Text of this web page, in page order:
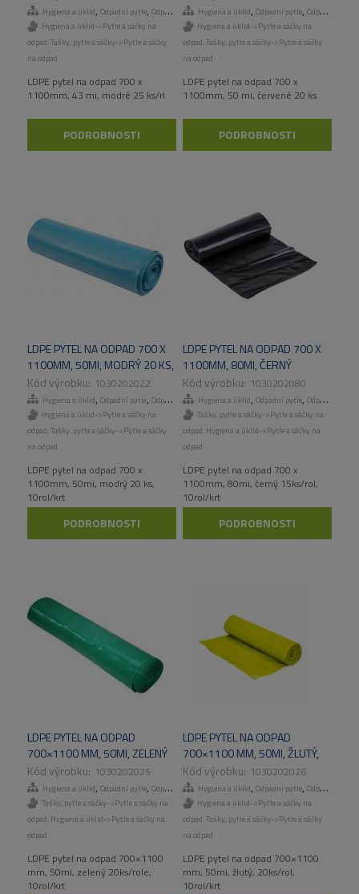
Hygiena a úklid, Odpadní pytle, Odpadní pytle ,Tašky, pytle a sáčky
Hygiena a úklid->Pytle a sáčky na
odpad, Tašky, pytle a sáčky->Pytle a sáčky
na odpad
LDPE pytel na odpad 700 x
1100mm, 43 mi, modré 25 ks/rl
PODROBNOSTI
Hygiena a úklid, Odpadní pytle, Odpadní pytle
Hygiena a úklid->Pytle a sáčky na
odpad, Tašky, pytle a sáčky->Pytle a sáčky
na odpad
LDPE pytel na odpad 700 x
1100mm, 50 mi, červené 20 ks
PODROBNOSTI
LDPE PYTEL NA ODPAD 700 X
1100MM, 50MI, MODRÝ 20 KS,
10ROL/KART 1030202022
Hygiena a úklid, Odpadní pytle, Odpadní pytle ,Tašky, pytle a sáčky
Hygiena a úklid->Pytle a sáčky na
odpad, Tašky, pytle a sáčky->Pytle a sáčky
na odpad
LDPE pytel na odpad 700 x
1100mm, 50mi, modrý 20 ks,
10rol/krt
PODROBNOSTI
LDPE PYTEL NA ODPAD 700 X
1100MM, 80MI, ČERNÝ
15KS/ROL, 10ROL/KART
1030202080
Hygiena a úklid, Odpadní pytle, Odpadní pytle
Tašky, pytle a sáčky->Pytle a sáčky na
odpad, Hygiena a úklid->Pytle a sáčky na
odpad
LDPE pytel na odpad 700 x
1100mm, 80mi, černý 15ks/rol,
10rol/krt
PODROBNOSTI
LDPE PYTEL NA ODPAD
700×1100 MM, 50MI, ZELENÝ
20KS/ROLE, 10ROL/KART
1030202025
Hygiena a úklid, Odpadní pytle, Odpadní pytle ,Tašky, pytle a sáčky
Tašky, pytle a sáčky->Pytle a sáčky na
odpad Hygiena a úklid->Pytle a sáčky na
odpad
LDPE pytel na odpad 700×1100
mm, 50mi, zelený 20ks/role,
10rol/krt
LDPE PYTEL NA ODPAD
700×1100 MM, 50MI, ŽLUTÝ,
20KS/ROL, 10ROL/KART
1030202026
Hygiena a úklid, Odpadní pytle, Odpadní pytle
Hygiena a úklid->Pytle a sáčky na
odpad Tašky, pytle a sáčky->Pytle a sáčky
na odpad
LDPE pytel na odpad 700×1100
mm, 50mi, žlutý, 20ks/rol,
10rol/krt